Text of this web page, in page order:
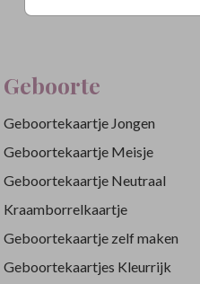
Geboorte
Geboortekaartje Jongen
Geboortekaartje Meisje
Geboortekaartje Neutraal
Kraamborrelkaartje
Geboortekaartje zelf maken
Geboortekaartjes Kleurrijk